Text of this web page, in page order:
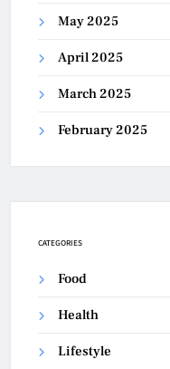
May 2025
April 2025
March 2025
February 2025
CATEGORIES
Food
Health
Lifestyle